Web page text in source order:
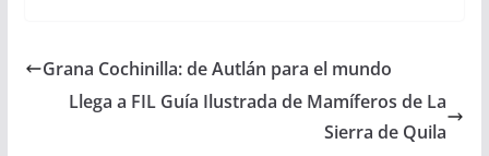
Grana Cochinilla: de Autlán para el mundo
Llega a FIL Guía Ilustrada de Mamíferos de La
Sierra de Quila